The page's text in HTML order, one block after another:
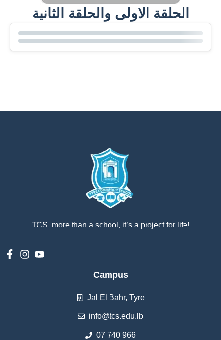
الحلقة الاولى والحلقة الثانية
TCS, more than a school, it’s a project for life!
Campus
Jal El Bahr, Tyre
info@tcs.edu.lb
07 740 966